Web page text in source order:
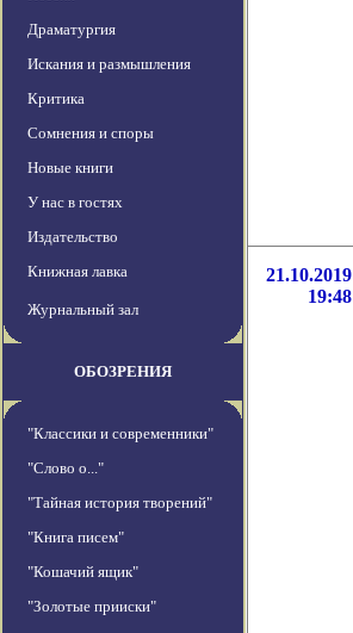
Драматургия
Искания и размышления
Критика
Сомнения и споры
Новые книги
У нас в гостях
Издательство
Книжная лавка
Журнальный зал
ОБОЗРЕНИЯ
"Классики и современники"
"Слово о..."
"Тайная история творений"
"Книга писем"
"Кошачий ящик"
"Золотые прииски"
21.10.2019
19:48